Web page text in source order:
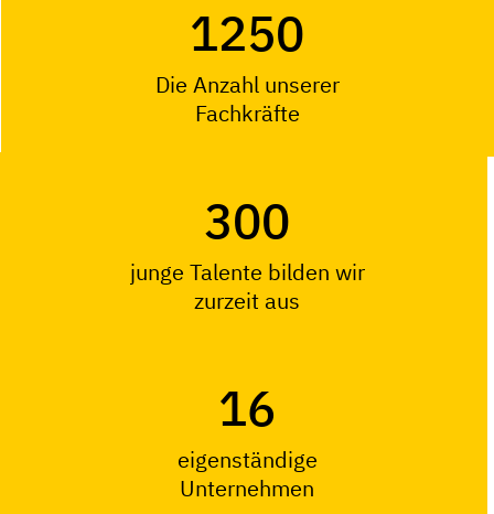
1250
Die Anzahl unserer
Fachkräfte
300
junge Talente bilden wir
zurzeit aus
16
eigenständige
Unternehmen